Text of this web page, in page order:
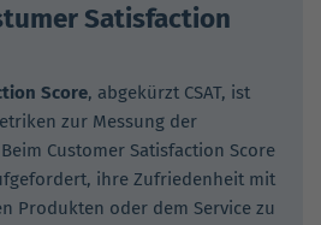
Satisfaction
Score, abgekürzt CSAT, ist
zur Messung der
Customer Satisfaction Score
ihre Zufriedenheit mit
Produkten oder dem Service zu